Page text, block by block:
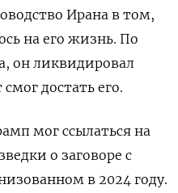
Ирана в том,
на его жизнь. По
он ликвидировал
достать его.
мог ссылаться на
о заговоре с
в 2024 году.